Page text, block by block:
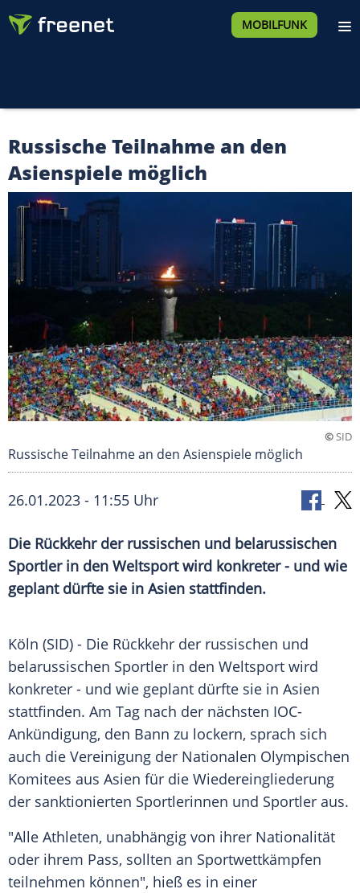
MOBILFUNK
Russische Teilnahme an den
Asienspiele möglich
©SID
Russische Teilnahme an den Asienspiele möglich
26.01.2023 - 11:55 Uhr
Die Rückkehr der russischen und belarussischen
Sportler in den Weltsport wird konkreter - und wie
geplant dürfte sie in Asien stattfinden.
Köln (SID) - Die Rückkehr der russischen und
belarussischen Sportler in den Weltsport wird
konkreter - und wie geplant dürfte sie in Asien
stattfinden. Am Tag nach der nächsten IOC-
Ankündigung, den Bann zu lockern, sprach sich
auch die Vereinigung der Nationalen Olympischen
Komitees aus Asien für die Wiedereingliederung
der sanktionierten Sportlerinnen und Sportler aus.
"Alle Athleten, unabhängig von ihrer Nationalität
oder ihrem Pass, sollten an Sportwettkämpfen
teilnehmen können", hieß es in einer